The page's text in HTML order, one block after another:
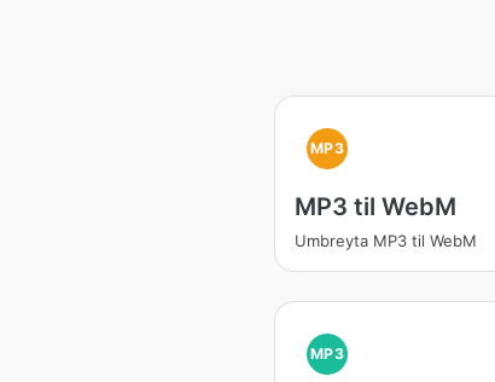
MP3
MP3 til WebM
Umbreyta MP3 til WebM
MP3